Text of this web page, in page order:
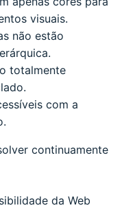
visuais.
não estão
totalmente
com a
continuamente
da Web